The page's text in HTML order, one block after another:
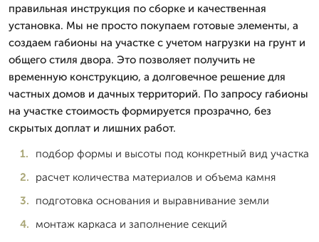
правильная инструкция по сборке и качественная
установка. Мы не просто покупаем готовые элементы, а
создаем габионы на участке с учетом нагрузки на грунт и
общего стиля двора. Это позволяет получить не
временную конструкцию, а долговечное решение для
частных домов и дачных территорий. По запросу габионы
на участке стоимость формируется прозрачно, без
скрытых доплат и лишних работ.
подбор формы и высоты под конкретный вид участка
расчет количества материалов и объема камня
подготовка основания и выравнивание земли
монтаж каркаса и заполнение секций